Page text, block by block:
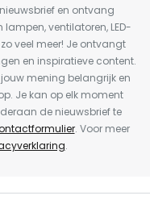
en ontvang
ventilatoren, LED-
veel meer! Je ontvangt
en inspiratieve content.
mening belangrijk en
Je kan op elk moment
de nieuwsbrief te
. Voor meer
.